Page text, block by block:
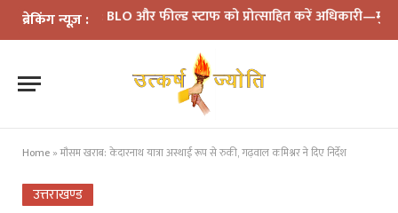
ब्रेकिंग न्यूज़ :
BLO और फील्ड स्टाफ को प्रोत्साहित करें अधिकारी—मुख्य निर्वाचन
Home »मौसम खराब: केदारनाथ यात्रा अस्थाई रूप से रुकी, गढ़वाल कमिश्नर ने दिए निर्देश
उत्तराखण्ड